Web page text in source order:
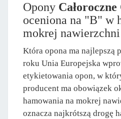
Opony
oceniona na "B" w
mokrej nawierzchni
Która opona ma najlepszą
roku Unia Europejska
etykietowania opon, w
producent ma obowiązek
hamowania na mokrej
oznacza najkrótszą drogę